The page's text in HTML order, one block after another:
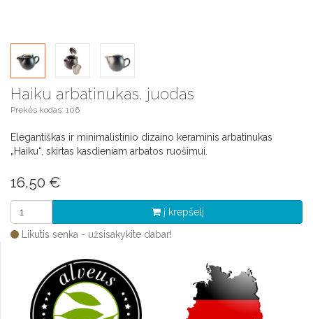
Haiku arbatinukas, juodas
Prekės kodas: 106
Elegantiškas ir minimalistinio dizaino keraminis arbatinukas
„Haiku“, skirtas kasdieniam arbatos ruošimui.
16,50 €
į krepšelį
Likutis senka - užsisakykite dabar!